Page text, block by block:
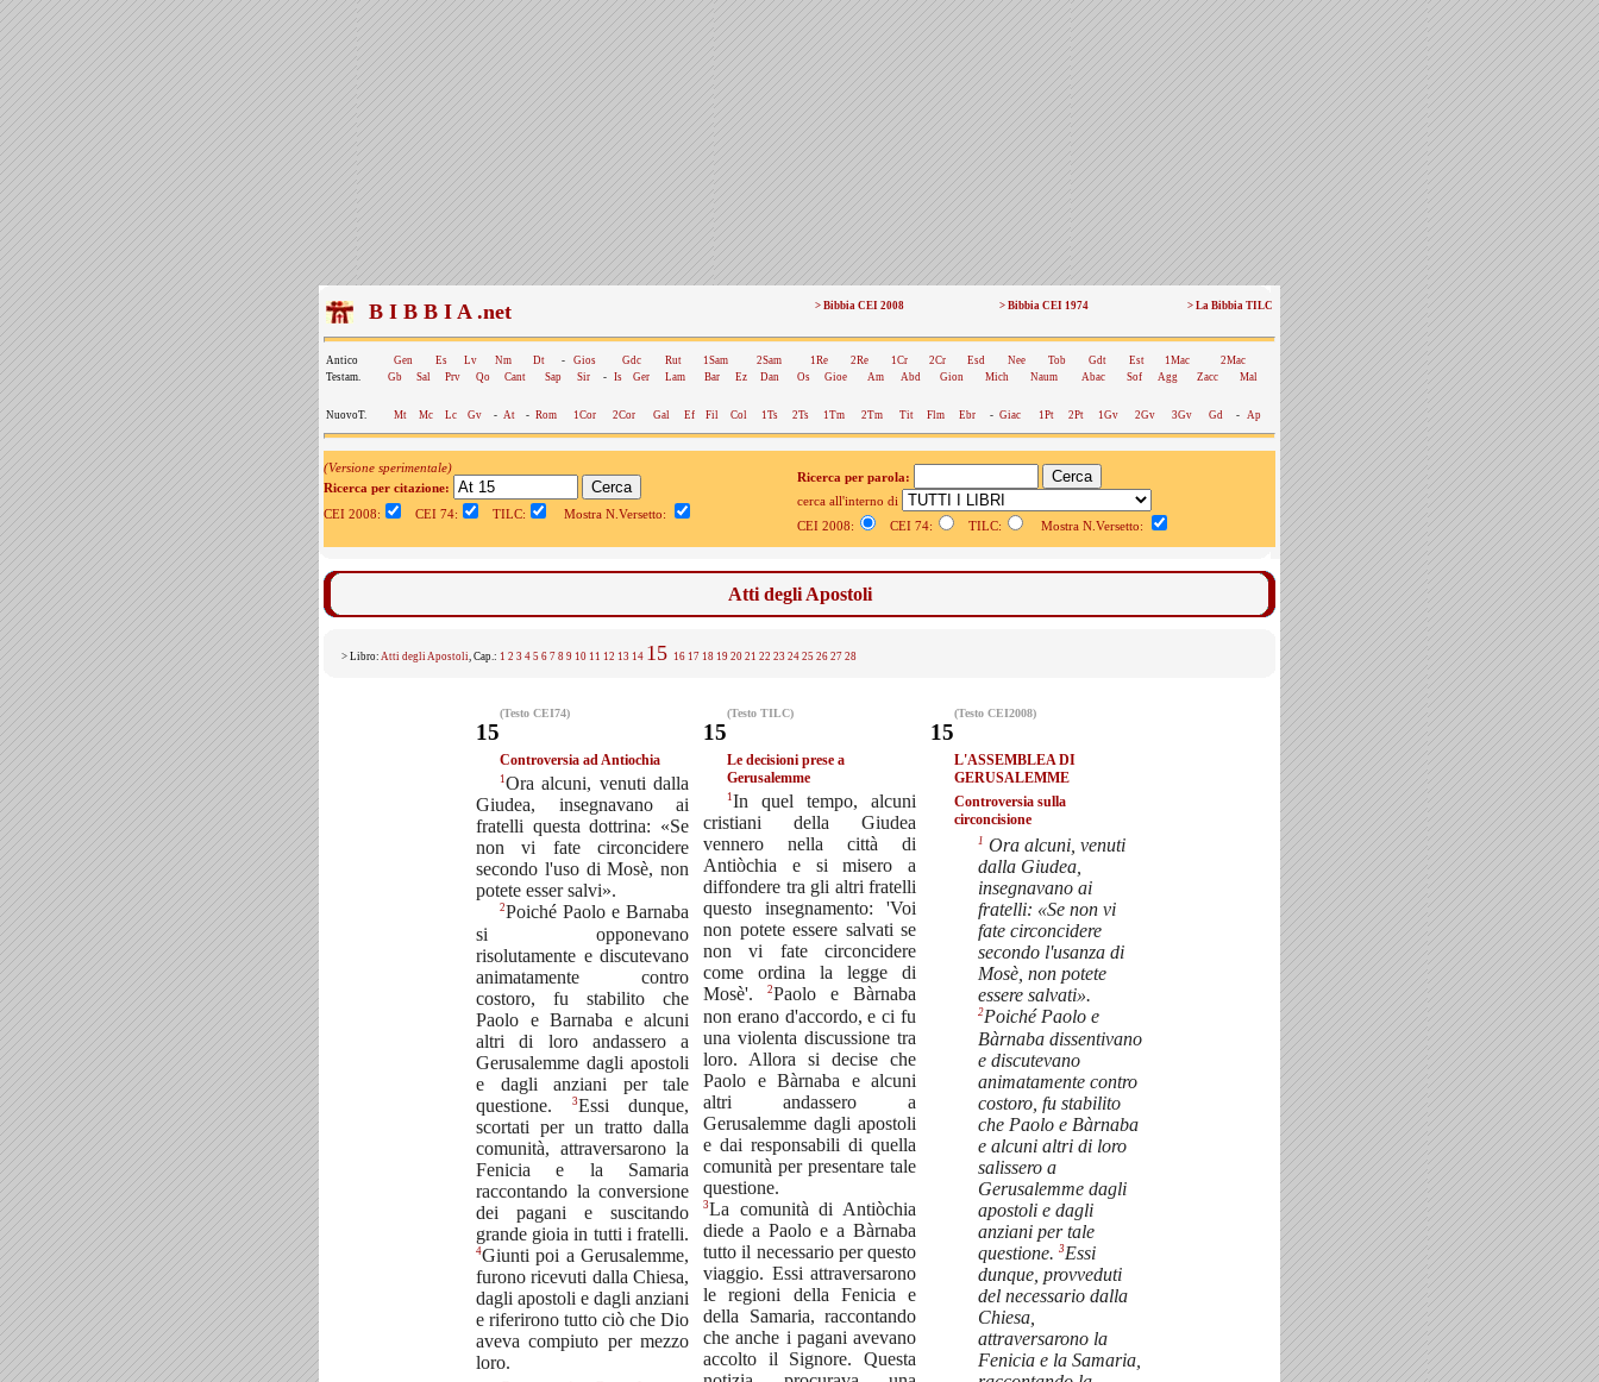
B I B B I A .net > Bibbia CEI 2008 > Bibbia CEI 1974 > La Bibbia TILC
Antico Gen Es Lv Nm Dt - Gios Gdc Rut 1Sam 2Sam 1Re 2Re 1Cr 2Cr Esd Nee Tob Gdt Est 1Mac
2Mac
Testam.
Gb Sal Prv Qo Cant Sap Sir - Is Ger Lam Bar Ez Dan Os Gioe Am Abd Gion Mich Naum Abac Sof Agg Zacc Mal
NuovoT. Mt Mc Lc Gv - At - Rom 1Cor 2Cor Gal Ef Fil Col 1Ts 2Ts 1Tm 2Tm Tit Flm Ebr - Giac 1Pt 2Pt 1Gv 2Gv 3Gv Gd - Ap
(Versione sperimentale)
Ricerca per citazione:
CEI 2008:
CEI 74: TILC: Mostra N.Versetto:
Ricerca per parola:
cerca all'interno di
CEI 2008:
CEI 74: TILC: Mostra N.Versetto:
Atti degli Apostoli
> Libro: Atti degli Apostoli, Cap.: 1 2 3 4 5 6 7 8 9 10 11 12 13 14 15 16 17 18 19 20 21 22 23 24 25 26 27 28
(Testo CEI74)
15
Controversia ad Antiochia
1Ora alcuni, venuti dalla
Giudea, insegnavano ai
fratelli questa dottrina: «Se
non vi fate circoncidere
secondo l'uso di Mosè, non
potete esser salvi».
2Poiché Paolo e Barnaba
si opponevano
risolutamente e discutevano
animatamente contro
costoro, fu stabilito che
Paolo e Barnaba e alcuni
altri di loro andassero a
Gerusalemme dagli apostoli
e dagli anziani per tale
questione.
3Essi dunque,
scortati per un tratto dalla
comunità, attraversarono la
Fenicia e la Samaria
raccontando la conversione
dei pagani e suscitando
grande gioia in tutti i fratelli.
4Giunti poi a Gerusalemme,
furono ricevuti dalla Chiesa,
dagli apostoli e dagli anziani
e riferirono tutto ciò che Dio
aveva compiuto per mezzo
loro.
(Testo TILC)
15
Le decisioni prese a
Gerusalemme
1In quel tempo, alcuni
cristiani della Giudea
vennero nella città di
Antiòchia e si misero a
diffondere tra gli altri fratelli
questo insegnamento: 'Voi
non potete essere salvati se
non vi fate circoncidere
come ordina la legge di
Mosè'.
2Paolo e Bàrnaba
non erano d'accordo, e ci fu
una violenta discussione tra
loro. Allora si decise che
Paolo e Bàrnaba e alcuni
altri andassero a
Gerusalemme dagli apostoli
e dai responsabili di quella
comunità per presentare tale
questione.
3La comunità di Antiòchia
diede a Paolo e a Bàrnaba
tutto il necessario per questo
viaggio. Essi attraversarono
le regioni della Fenicia e
della Samaria, raccontando
che anche i pagani avevano
accolto il Signore. Questa
(Testo CEI2008)
15
L'ASSEMBLEA DI
GERUSALEMME
Controversia sulla
circoncisione
1 Ora alcuni, venuti
dalla Giudea,
insegnavano ai
fratelli: «Se non vi
fate circoncidere
secondo l'usanza di
Mosè, non potete
essere salvati».
2Poiché Paolo e
Bàrnaba dissentivano
e discutevano
animatamente contro
costoro, fu stabilito
che Paolo e Bàrnaba
e alcuni altri di loro
salissero a
Gerusalemme dagli
apostoli e dagli
anziani per tale
questione. 3Essi
dunque, provveduti
del necessario dalla
Chiesa,
attraversarono la
Fenicia e la Samaria,